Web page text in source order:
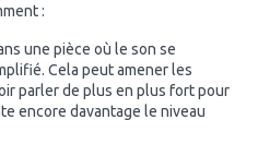
:
une pièce où le son se
Cela peut amener les
parler de plus en plus fort pour
encore davantage le niveau